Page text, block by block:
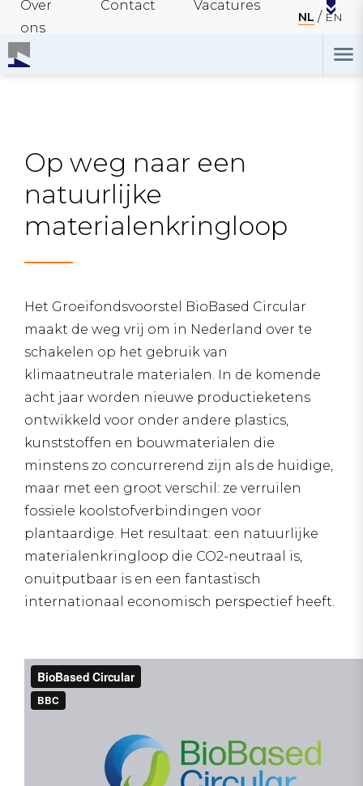
Over
ons
Contact Vacatures
NL EN
Op weg naar een
natuurlijke
materialenkringloop
Het Groeifondsvoorstel BioBased Circular
maakt de weg vrij om in Nederland over te
schakelen op het gebruik van
klimaatneutrale materialen. In de komende
acht jaar worden nieuwe productieketens
ontwikkeld voor onder andere plastics,
kunststoffen en bouwmaterialen die
minstens zo concurrerend zijn als de huidige,
maar met een groot verschil: ze verruilen
fossiele koolstofverbindingen voor
plantaardige. Het resultaat: een natuurlijke
materialenkringloop die CO2-neutraal is,
onuitputbaar is en een fantastisch
internationaal economisch perspectief heeft.